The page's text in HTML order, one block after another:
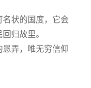
状的国度，它会
归故里。
弄，唯无穷信仰